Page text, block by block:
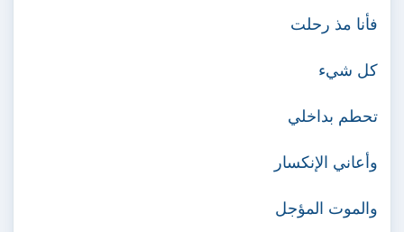
فأنا مذ رحلت
كل شيء
تحطم بداخلي
وأعاني الإنكسار
والموت المؤجل